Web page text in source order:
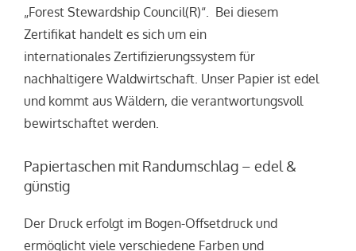
„Forest Stewardship Council(R)“. Bei diesem
Zertifikat handelt es sich um ein
internationales Zertifizierungssystem für
nachhaltigere Waldwirtschaft. Unser Papier ist edel
und kommt aus Wäldern, die verantwortungsvoll
bewirtschaftet werden.
Papiertaschen mit Randumschlag – edel &
günstig
Der Druck erfolgt im Bogen-Offsetdruck und
ermöglicht viele verschiedene Farben und